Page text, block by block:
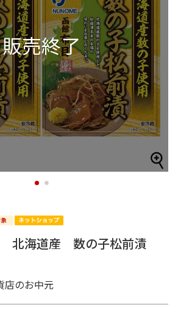
1 2
北海道産 数の子松前漬
のお中元